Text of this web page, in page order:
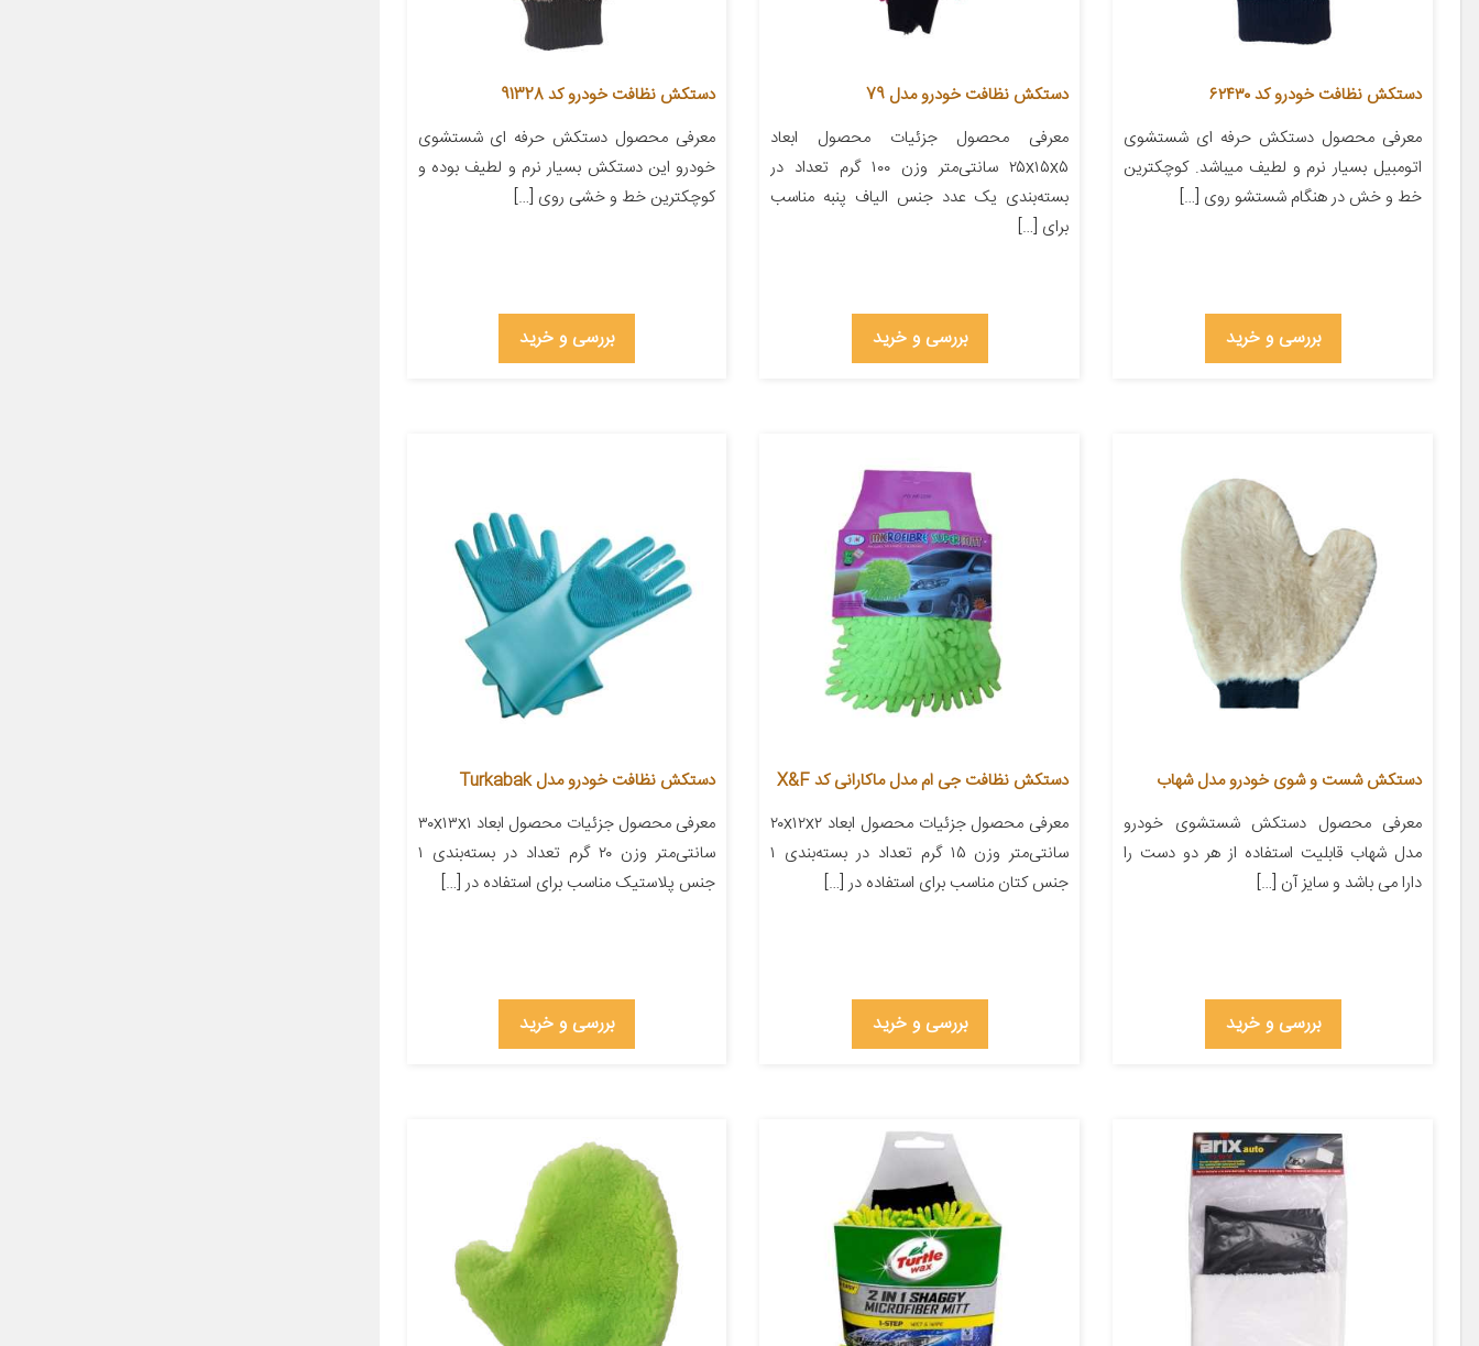
دستکش نظافت خودرو کد ۶۲۴۳۰
معرفی محصول دستکش حرفه ای شستشوی
اتومبیل بسیار نرم و لطیف میباشد. کوچکترین
خط و خش در هنگام شستشو روی […]
بررسی و خرید
دستکش نظافت خودرو مدل 79
معرفی محصول جزئیات محصول ابعاد
۲۵x۱۵x۵ سانتی‌متر وزن ۱۰۰ گرم تعداد در
بسته‌بندی یک عدد جنس الیاف پنبه مناسب
برای […]
بررسی و خرید
دستکش نظافت خودرو کد 91328
معرفی محصول دستکش حرفه ای شستشوی
خودرو این دستکش بسیار نرم و لطیف بوده و
کوچکترین خط و خشی روی […]
بررسی و خرید
دستکش شست و شوی خودرو مدل شهاب
معرفی محصول دستکش شستشوی خودرو
مدل شهاب قابلیت استفاده از هر دو دست را
دارا می باشد و سایز آن […]
بررسی و خرید
دستکش نظافت جی ام مدل ماکارانی کد X&F
معرفی محصول جزئیات محصول ابعاد ۲۰x۱۲x۲
سانتی‌متر وزن ۱۵ گرم تعداد در بسته‌بندی ۱
جنس کتان مناسب برای استفاده در […]
بررسی و خرید
دستکش نظافت خودرو مدل Turkabak
معرفی محصول جزئیات محصول ابعاد ۳۰x۱۳x۱
سانتی‌متر وزن ۲۰ گرم تعداد در بسته‌بندی ۱
جنس پلاستیک مناسب برای استفاده در […]
بررسی و خرید